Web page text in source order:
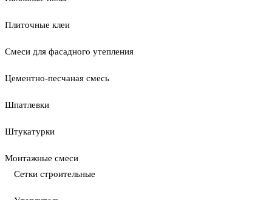
Плиточные клеи
Смеси для фасадного утепления
Цементно-песчаная смесь
Шпатлевки
Штукатурки
Монтажные смеси
Сетки строительные